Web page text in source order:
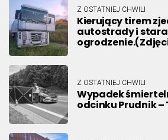
Z OSTATNIEJ CHWILI
Kierujący tirem
autostrady i
Z OSTATNIEJ CHWILI
Wypadek
odcinku Prudnik –